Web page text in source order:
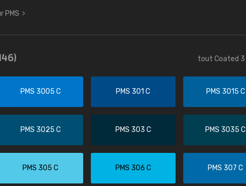
PMS
tout Coated 3
PMS 3005 C PMS 301 C PMS 3015 C
PMS 3025 C PMS 303 C PMS 3035 C
PMS 305 C PMS 306 C PMS 307 C